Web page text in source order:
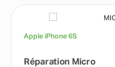
Apple iPhone 6S
Réparation Micro